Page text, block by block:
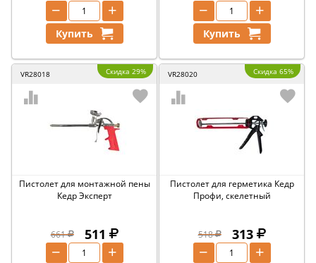
+
−
Купить
+
−
Купить
VR28018 Скидка 29%
Пистолет для монтажной пены
Кедр Эксперт
661 511
+
−
VR28020 Скидка 65%
Пистолет для герметика Кедр
Профи, скелетный
518 313
+
−